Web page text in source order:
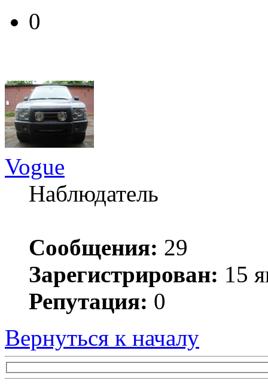
0
Vogue
Наблюдатель
Сообщения: 29
Зарегистрирован: 15
Репутация: 0
Вернуться к началу